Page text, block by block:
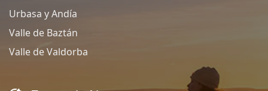
Urbasa y Andía
Valle de Baztán
Valle de Valdorba